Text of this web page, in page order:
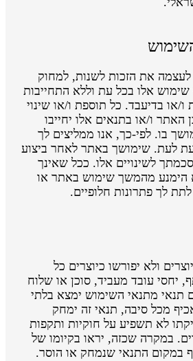
את הזכות לשנות, למחוק
אלו בכל עת וללא התחייבות
בדיעבד. כל תוספת ו/או שינוי
ו/או בתנאים אלו יחייבו
בו. לפי-כך, אנו ממליצים לך
לעת. שימושך באתר לאחר ביצוע
לשינויים אלו. ככל שאינך
מהמשך שימוש באתר או
לך פתרונות חלופיים.
ולא יפורשו כיוצרים כל
עובד מעביד, סוכן או שלוח
מתנאי השימוש ימצא בלתי
מכל סיבה, תנאי זה ימחק
לא תשפיע על חוקיות ותקפות
במקרה שכזה, יראו בקיומו של
התנאי שנמחק או הוסר.